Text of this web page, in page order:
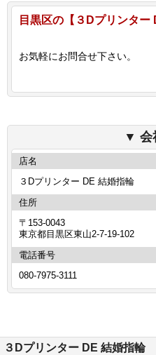
目黒区の【３Dプリンター
お気軽にお問合せ下さい。
会
店名
３Dプリンター DE 結婚指輪
住所
〒153-0043
東京都目黒区東山2-7-19-102
電話番号
080-7975-3111
３Dプリンター DE 結婚指輪